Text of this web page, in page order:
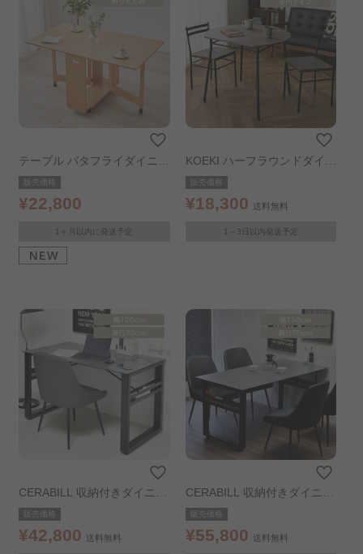
テーブル バタフライダイニン
グ テーブル ナチュラル
販売価格
¥22,800
1ヶ月以内に発送予定
KOEKI ハーフラウンドダイニ
ング3点セット 85×75cm ブ
ラウン
販売価格
¥18,300 送料無料
1～3日以内発送予定
CERABILL 収納付きダイニン
グテーブル 幅120cm ダーク
グレー
販売価格
¥42,800 送料無料
CERABILL 収納付きダイニン
グテーブル 幅150cm ダーク
グレー
販売価格
¥55,800 送料無料